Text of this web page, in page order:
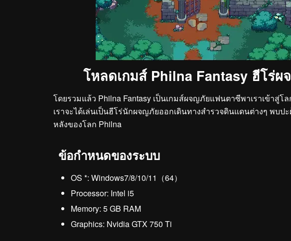
โหลดเกมส์ Philna Fantasy ฮีโร่
โดยรวมแล้ว Philna Fantasy เป็นเกมส์ผจญภัยแฟนตาซีพาเราเข้าสู่
เราจะได้เล่นเป็นฮีโร่นักผจญภัยออกเดินทางสำรวจดินแดนต่างๆ พบป
หลังของโลก Philna
ข้อกำหนดของระบบ
OS *: Windows7/8/10/11（64）
Processor: Intel i5
Memory: 5 GB RAM
Graphics: Nvidia GTX 750 Ti